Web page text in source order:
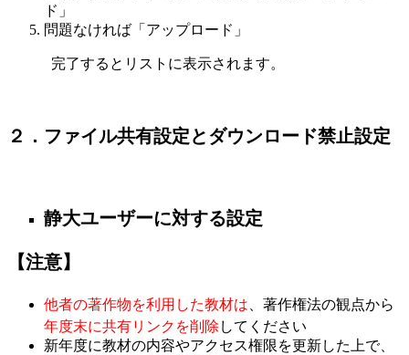
ド」
問題なければ「アップロード」
完了するとリストに表示されます。
２．ファイル共有設定とダウンロード禁止設定
静大ユーザーに対する設定
【注意】
他者の著作物を利用した教材は 、著作権法の観点から
年度末に共有リンクを削除 してください
新年度に教材の内容やアクセス権限を更新した上で、